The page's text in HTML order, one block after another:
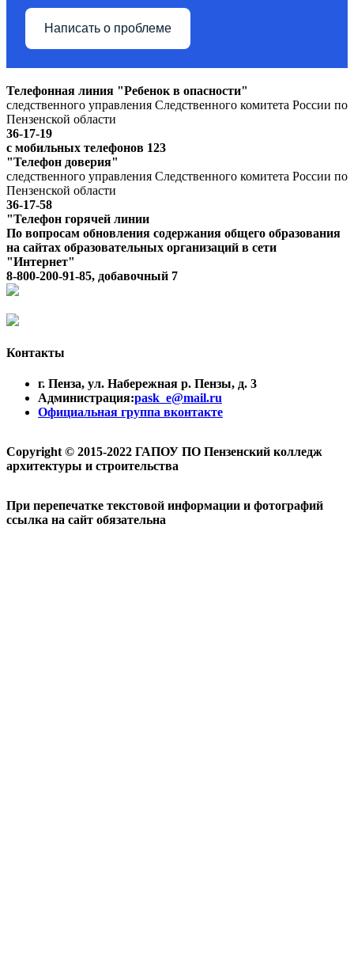
Написать о проблеме
Телефонная линия "Ребенок в опасности"
следственного управления Следственного комитета России по
Пензенской области
36-17-19
с мобильных телефонов 123
"Телефон доверия"
следственного управления Следственного комитета России по
Пензенской области
36-17-58
"Телефон горячей линии
По вопросам обновления содержания общего образования
на сайтах образовательных организаций в сети
"Интернет"
8-800-200-91-85, добавочный 7
Контакты
г. Пенза, ул. Набережная р. Пензы, д. 3
Администрация:pask_e@mail.ru
Официальная группа вконтакте
Copyright © 2015-2022 ГАПОУ ПО Пензенский колледж
архитектуры и строительства
При перепечатке текстовой информации и фотографий
ссылка на сайт обязательна